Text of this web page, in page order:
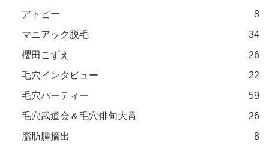
アトピー
8
マニアック脱毛
34
櫻田こずえ
26
毛穴インタビュー
22
毛穴パーティー
59
毛穴武道会＆毛穴俳句大賞
26
脂肪腫摘出
8